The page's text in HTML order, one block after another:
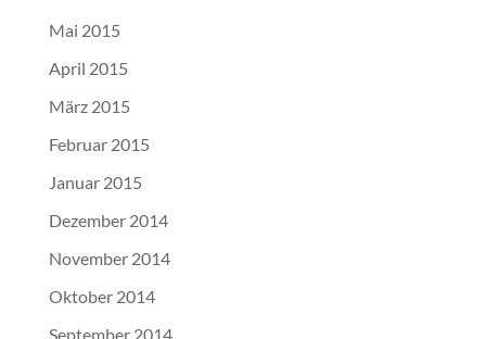
Mai 2015
April 2015
März 2015
Februar 2015
Januar 2015
Dezember 2014
November 2014
Oktober 2014
September 2014